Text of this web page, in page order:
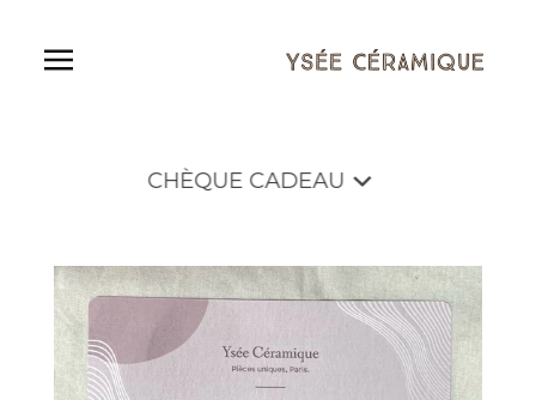
CHÈQUE
CADEAUCHÈQUE CADEAU